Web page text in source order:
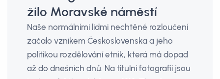
žilo Moravské náměstí
Naše normálními lidmi nechtěné rozloučení
začalo vznikem Československa a jeho
politikou rozdělování etnik, která má dopad
až do dnešních dnů. Na titulní fotografii jsou